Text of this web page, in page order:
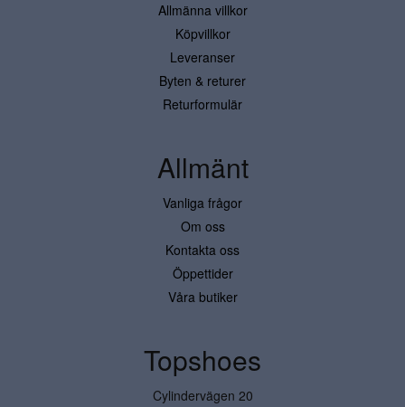
Allmänna villkor
Köpvillkor
Leveranser
Byten & returer
Returformulär
Allmänt
Vanliga frågor
Om oss
Kontakta oss
Öppettider
Våra butiker
Topshoes
Cylindervägen 20